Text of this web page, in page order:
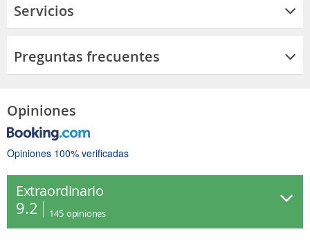
Servicios
Preguntas frecuentes
Opiniones
Opiniones 100% verificadas
Extraordinario
9.2 145 opiniones